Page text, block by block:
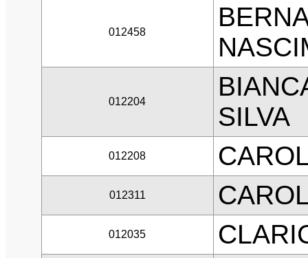
012458
012204
SILVA
012208
012311
012035